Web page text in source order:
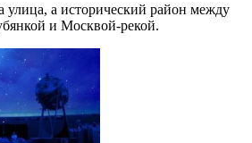
а исторический район между
и Москвой-рекой.